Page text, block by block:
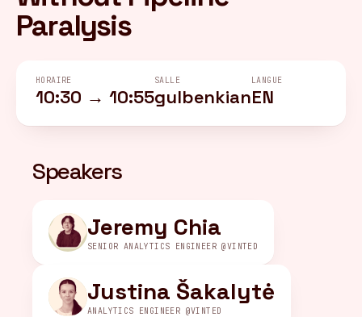
Paralysis
HORAIRE
10:30 → 10:55
SALLE
gulbenkian
LANGUE
EN
Speakers
Jeremy Chia
SENIOR ANALYTICS ENGINEER @VINTED
Justina Šakalytė
ANALYTICS ENGINEER @VINTED